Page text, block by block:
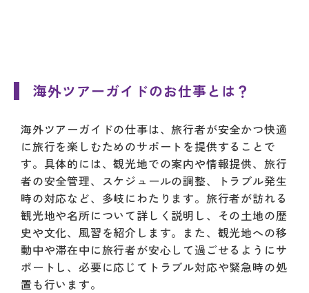
海外ツアーガイドのお仕事とは？
海外ツアーガイドの仕事は、旅行者が安全かつ快適
に旅行を楽しむためのサポートを提供することで
す。具体的には、観光地での案内や情報提供、旅行
者の安全管理、スケジュールの調整、トラブル発生
時の対応など、多岐にわたります。旅行者が訪れる
観光地や名所について詳しく説明し、その土地の歴
史や文化、風習を紹介します。また、観光地への移
動中や滞在中に旅行者が安心して過ごせるようにサ
ポートし、必要に応じてトラブル対応や緊急時の処
置も行います。